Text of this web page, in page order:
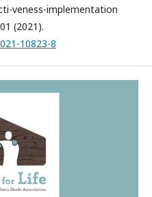
veness-implementation
(2021).
10823-8